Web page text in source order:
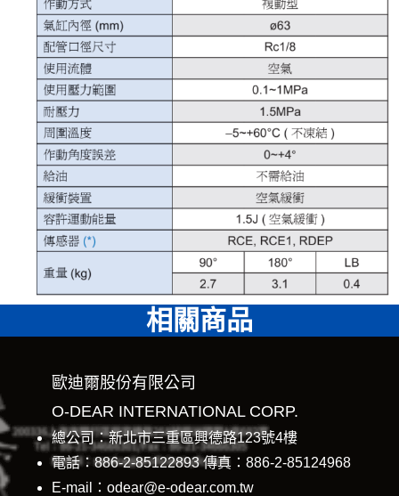
相關商品
歐迪爾股份有限公司
O-DEAR INTERNATIONAL CORP.
總公司：新北市三重區興德路123號4樓
電話：886-2-85122893 傳真：886-2-85124968
E-mail：odear@e-odear.com.tw